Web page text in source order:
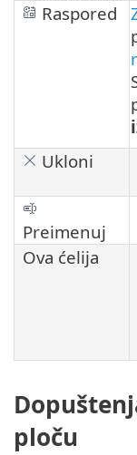
Raspored
Ukloni
Preimenuj
Ova ćelija
ploču